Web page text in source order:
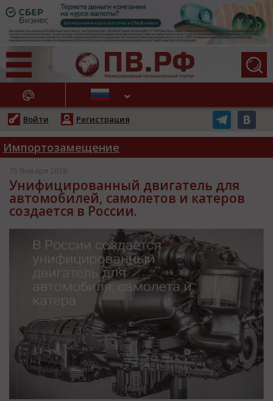
НОВОСТИ
Войти Регистрация
Импортозамещение
15 Января 2018
Унифицированный двигатель для
автомобилей, самолетов и катеров
создается в России.